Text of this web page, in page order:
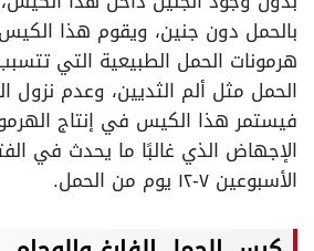
بالحمل دون جنين، ويقوم هذا الكيس
هرمونات الحمل الطبيعية التي
الحمل مثل ألم الثديين، وعدم نزول
فيستمر هذا الكيس في إنتاج
الإجهاض الذي غالبًا ما يحدث في
الأسبوعين ٧-١٢ يوم من الحمل.